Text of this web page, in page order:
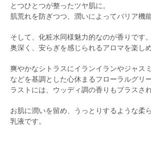
とつひとつが整ったツヤ肌に。
肌荒れを防ぎつつ、潤いによってバリア機
そして、化粧水同様魅力的なのが香りです
奥深く、安らぎを感じられるアロマを楽しめ
爽やかなシトラスにイランイランやジャス
などを基調とした心休まるフローラルグリ
ラストには、ウッディ調の香りもプラスさ
お肌に潤いを留め、うっとりするような柔
乳液です。